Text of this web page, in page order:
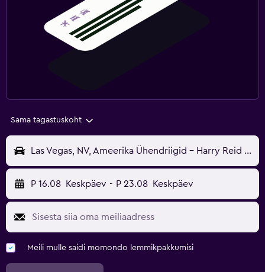
Sama tagastuskoht
Las Vegas, NV, Ameerika Ühendriigid - Harry Reid (LAS)
P 16.08 Keskpäev - P 23.08 Keskpäev
Meili mulle saidi momondo lemmikpakkumisi